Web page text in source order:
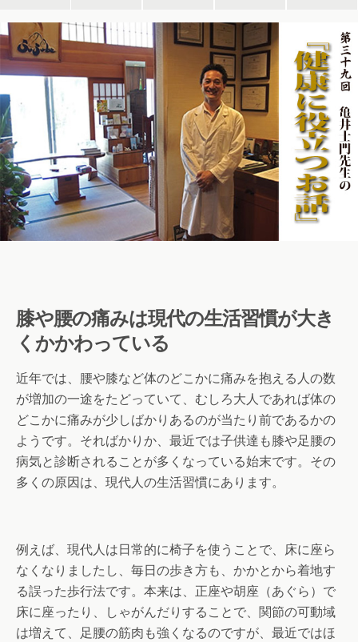
膝や腰の痛みは現代の生活習慣が大き
くかかわっている
近年では、腰や膝など体のどこかに痛みを抱える人の数
が増加の一途をたどっていて、むしろ大人であれば体の
どこかに痛みが少しばかりあるのが当たり前であるかの
ようです。そればかりか、最近では子供達も膝や足腰の
病気と診断されることが多くなっている始末です。その
多くの原因は、現代人の生活習慣にあります。
例えば、現代人は日常的に椅子を使うことで、床に座ら
なくなりましたし、毎日の歩き方も、かかとから着地す
る誤った歩行法です。本来は、正座や胡座（あぐら）で
床に座ったり、しゃがんだりすることで、関節の可動域
は増えて、足腰の筋肉も強くなるのですが、最近ではほ